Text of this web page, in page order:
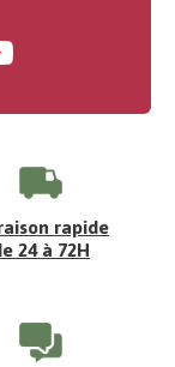
Youtube
rapide
24 à 72H